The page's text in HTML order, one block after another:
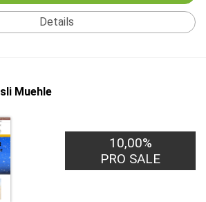
Details
Muehle
10,00%
PRO SALE